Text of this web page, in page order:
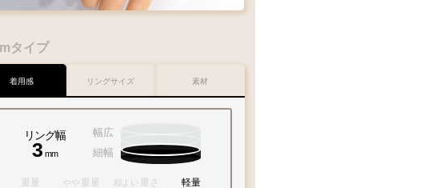
タイプ
着用感
リング幅
3 mm
幅広
細幅
重量 やや 重量 程よい 重さ 軽量
リングサイズ 素材